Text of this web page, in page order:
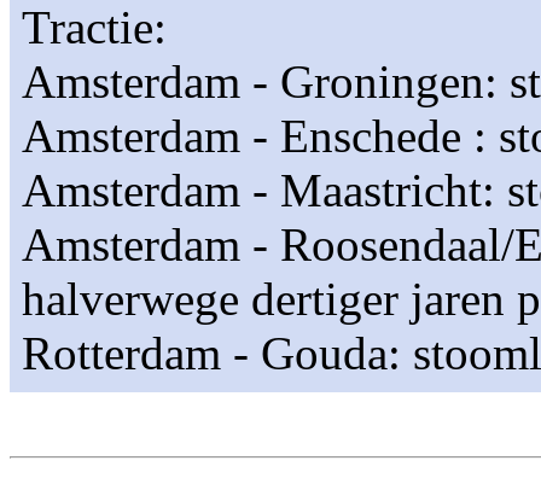
Tractie:
Amsterdam - Groningen:
Amsterdam - Enschede :
Amsterdam - Maastricht:
Amsterdam - Roosendaal/
halverwege dertiger jaren
Rotterdam - Gouda: